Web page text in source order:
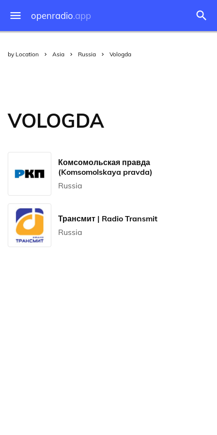
openradio.app
by Location Asia Russia Vologda
VOLOGDA
Комсомольская правда
(Komsomolskaya pravda)
Russia
Трансмит | Radio Transmit
Russia